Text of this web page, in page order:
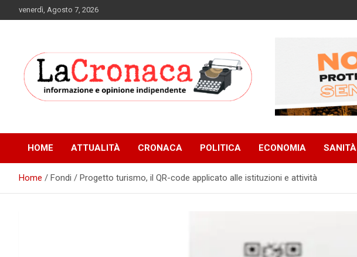
to
venerdì, Agosto 7, 2026
HOME ATTUALITÀ CRONACA POLITICA ECONOMIA SANITÀ
Home Fondi / Progetto turismo, il QR-code applicato alle istituzioni e attività